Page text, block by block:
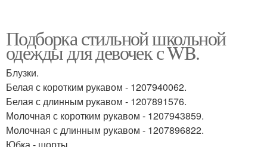
Подборка стильной школьной
одежды для девочек с WB.
Блузки.
Белая с коротким рукавом - 1207940062.
Белая с длинным рукавом - 1207891576.
Молочная с коротким рукавом - 1207943859.
Молочная с длинным рукавом - 1207896822.
Юбка - шорты.